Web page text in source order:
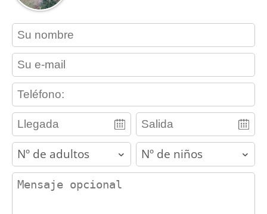
contact_name
contact_email
contact_phone
adults children
contact_message